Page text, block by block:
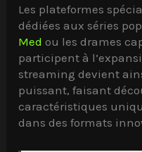
Les plateformes
dédiées aux séries
Med ou les drames
participent à
streaming devient
puissant, faisant
caractéristiques
dans des formats